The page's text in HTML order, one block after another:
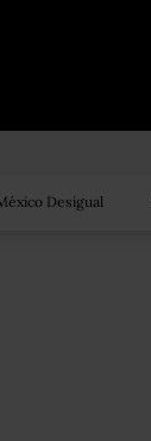
Desigual